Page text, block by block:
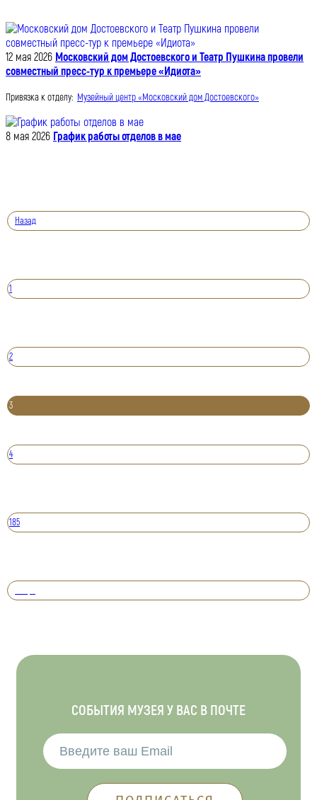
12 мая 2026 Московский дом Достоевского и Театр Пушкина провели
совместный пресс-тур к премьере «Идиота»
Привязка к отделу: Музейный центр «Московский дом Достоевского»
8 мая 2026 График работы отделов в мае
Назад
1
2
3
4
185
СОБЫТИЯ МУЗЕЯ У ВАС В ПОЧТЕ